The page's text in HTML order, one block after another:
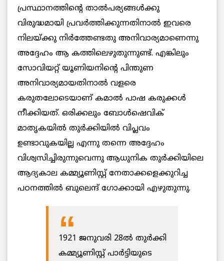
പ്രസ്ഥാനത്തിൻ്റെ താൽപര്യങ്ങൾക്കു
വിരുദ്ധമായി പ്രവർത്തിക്കുന്നതിനാൽ ഇവരെ
നിലയ്ക്കു നിർത്തേണ്ടതു അനിവാര്യമാണെന്നു
അദ്ദേഹം ആ കത്തിലെഴുതുന്നുണ്ട്. എങ്കിലും
സോവിയറ്റ് യൂണിയനിൻ്റെ പിന്തുണ
അനിവാര്യമായതിനാൽ വളരെ
കരുതലോടെയാണ് കമാൽ പാഷ കരുക്കൾ
നീക്കിയത്. ഒരിക്കലും ബോൾഷെവിക്
മാതൃകയിൽ തുർക്കിയിൽ വിപ്ലവം
ഉണ്ടാവുകയില്ല എന്നു തന്നെ അദ്ദേഹം
വിശ്വസിച്ചിരുന്നുവെന്നു ആധുനിക തുർക്കിയിലെ
ആദ്യകാല കമ്മ്യൂണിസ്റ്റ് നേതാക്കളെക്കുറിച്ച
പഠനത്തിൽ ബുലെന്ദ് ഗോക്കായി എഴുതുന്നു.
1921 ജനുവരി 28ൽ തുർക്കി
കമ്മ്യൂണിസ്റ്റ് പാർട്ടിയുടെ